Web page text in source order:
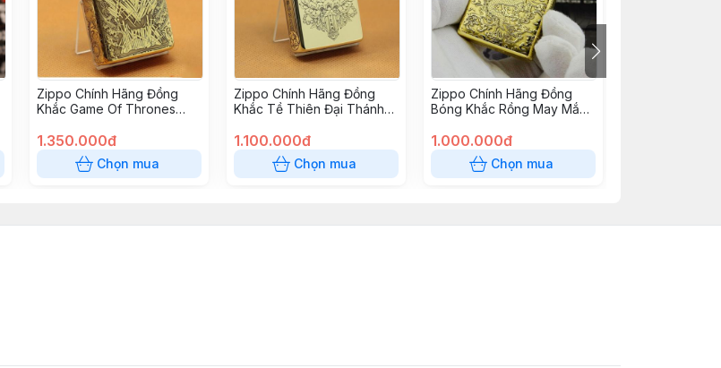
Zippo Chính Hãng Đồng
Khắc Game Of Thrones
1.350.000đ
Chọn mua
Zippo Chính Hãng Đồng
Khắc Tề Thiên Đại Thánh
1.100.000đ
Chọn mua
Zippo Chính Hãng Đồng
Bóng Khắc Rồng May Mắn
1.000.000đ
Chọn mua